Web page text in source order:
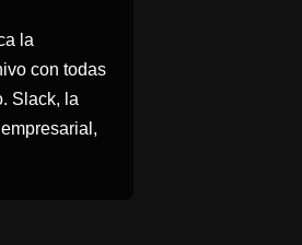
la
con todas
Slack, la